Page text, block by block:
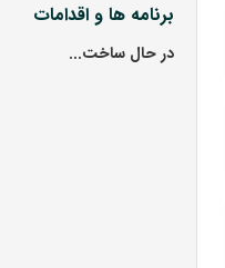
برنامه ها و اقدامات
در حال ساخت...